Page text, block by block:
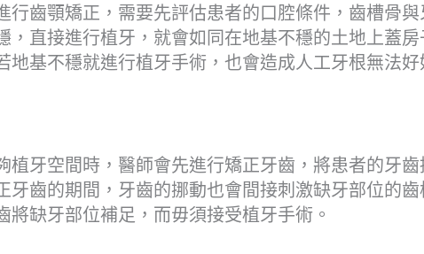
齒顎矯正，需要先評估患者的口腔條件，齒槽骨與
，直接進行植牙，就會如同在地基不穩的土地上蓋房
地基不穩就進行植牙手術，也會造成人工牙根無法好
植牙空間時，醫師會先進行矯正牙齒，將患者的牙齒
牙齒的期間，牙齒的挪動也會間接刺激缺牙部位的齒
缺牙部位補足，而毋須接受植牙手術。